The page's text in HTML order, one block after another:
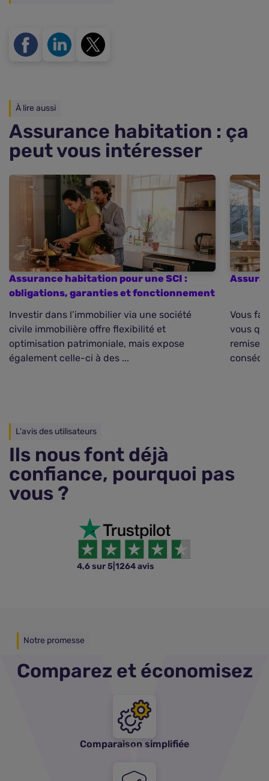
À lire aussi
Assurance habitation : ça
peut vous intéresser
Assurance habitation pour une SCI :
obligations, garanties et fonctionnement
Investir dans l’immobilier via une société
civile immobilière offre flexibilité et
optimisation patrimoniale, mais expose
également celle-ci à des ...
Vous
vous
remise
L'avis des utilisateurs
Ils nous font déjà
confiance, pourquoi pas
vous ?
4,6 sur 5 1264 avis
Notre promesse
Comparez et économisez
Comparaison simplifiée